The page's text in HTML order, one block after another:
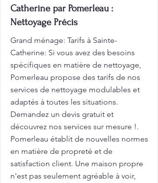
Catherine par Pomerleau :
Nettoyage Précis
Grand ménage: Tarifs à Sainte-
Catherine: Si vous avez des besoins
spécifiques en matière de nettoyage,
Pomerleau propose des tarifs de nos
services de nettoyage modulables et
adaptés à toutes les situations.
Demandez un devis gratuit et
découvrez nos services sur mesure !.
Pomerleau établit de nouvelles normes
en matière de propreté et de
satisfaction client. Une maison propre
n'est pas seulement agréable à voir,